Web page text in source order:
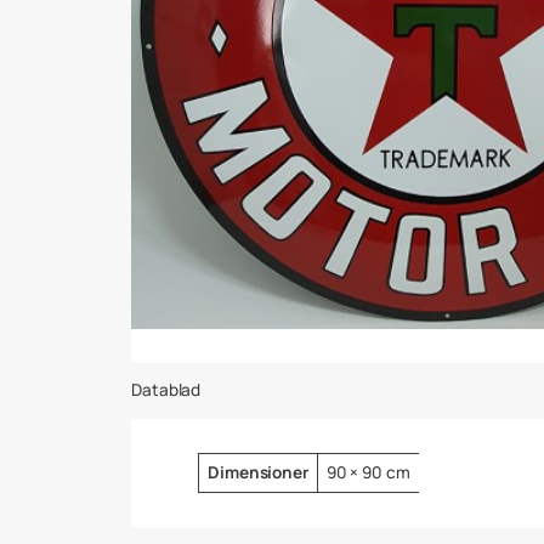
Datablad
Attribut Värde
Dimensioner 90 × 90 cm